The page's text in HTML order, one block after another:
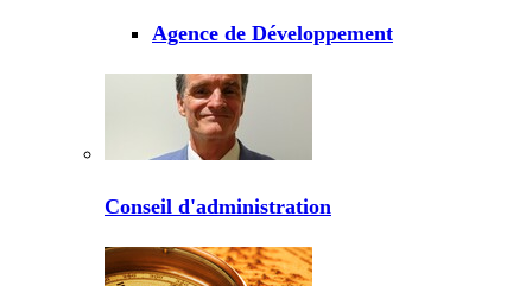
Agence de Développement
Conseil d'administration